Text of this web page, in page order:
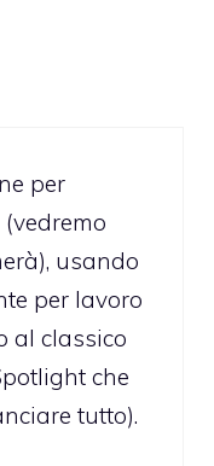
per
usando
per lavoro
al classico
che
tutto).